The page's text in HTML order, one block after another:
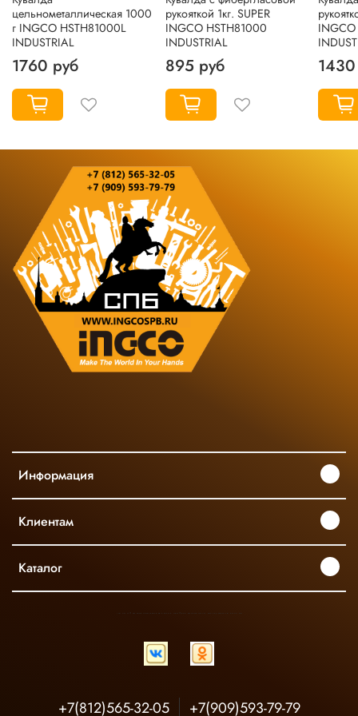
цельнометаллическая 1000
г INGCO HSTH81000L
INDUSTRIAL
1760 руб
рукояткой 1кг. SUPER
INGCO HSTH81000
INDUSTRIAL
895 руб
Информация
Клиентам
Каталог
+7(812)565-32-05 +7(909)593-79-79